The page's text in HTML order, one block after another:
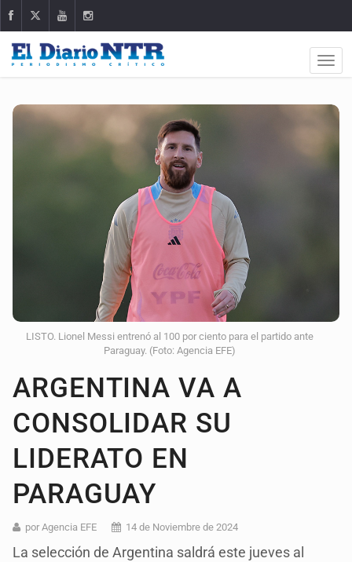
LISTO. Lionel Messi entrenó al 100 por ciento para el partido ante
Paraguay. (Foto: Agencia EFE)
ARGENTINA VA A
CONSOLIDAR SU
LIDERATO EN
PARAGUAY
por Agencia EFE 14 de Noviembre de 2024
La selección de Argentina saldrá este jueves al